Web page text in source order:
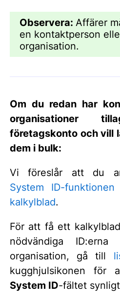
Observera: Affärer
en kontaktperson
organisation.
Om du redan har
organisationer
företagskonto och vill
dem i bulk:
Vi föreslår att du
System ID-
kalkylblad.
För att få ett
nödvändiga
organisation, gå till
kugghjulsikonen för
System ID-fältet